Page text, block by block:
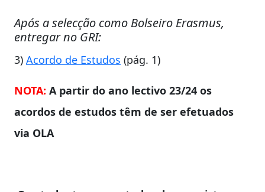
Após a selecção como Bolseiro Erasmus,
entregar no GRI:
3) Acordo de Estudos (pág. 1)
NOTA: A partir do ano lectivo 23/24 os
acordos de estudos têm de ser efetuados
via OLA